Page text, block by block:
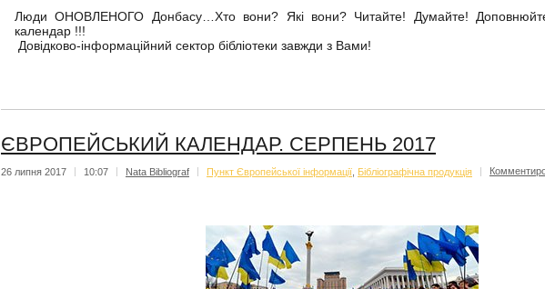
Люди ОНОВЛЕНОГО Донбасу…Хто вони? Які вони? Читайте! Думайте!
календар !!!
Довідково-інформаційний сектор бібліотеки завжди з Вами!
ЄВРОПЕЙСЬКИЙ КАЛЕНДАР. СЕРПЕНЬ 2017
26 липня 2017 10:07 Nata Bibliograf Пункт Європейської інформації Бібліографічна продукція